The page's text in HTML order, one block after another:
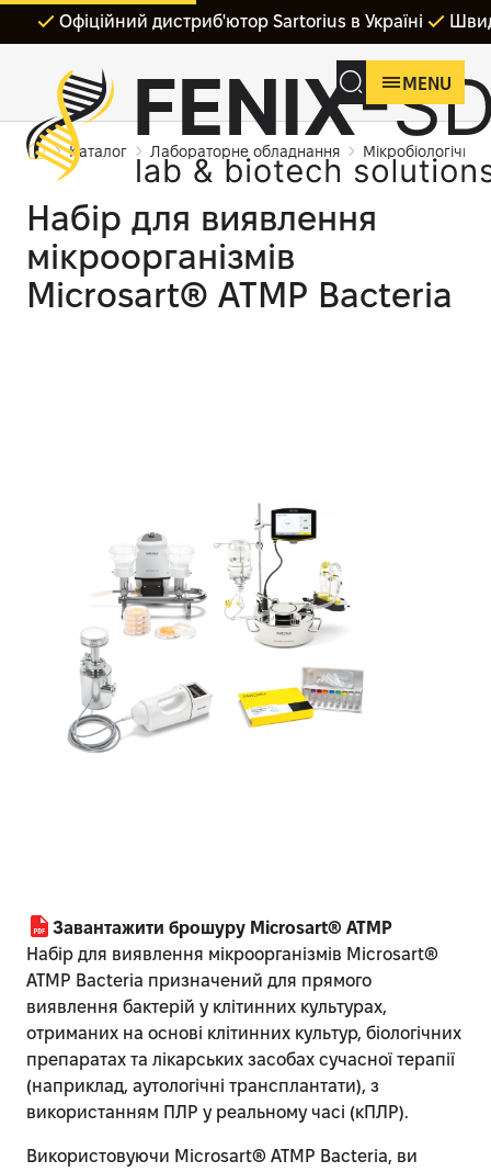
Офіційний дистриб'ютор Sartorius в Україні
MENU
Каталог Лабораторне обладнання Мікробіологічні
Набір для виявлення
мікроорганізмів
Microsart® ATMP Bacteria
Завантажити брошуру Microsart® ATMP
Набір для виявлення мікроорганізмів Microsart®
ATMP Bacteria призначений для прямого
виявлення бактерій у клітинних культурах,
отриманих на основі клітинних культур, біологічних
препаратах та лікарських засобах сучасної терапії
(наприклад, аутологічні трансплантати), з
використанням ПЛР у реальному часі (кПЛР).
Використовуючи Microsart® ATMP Bacteria, ви